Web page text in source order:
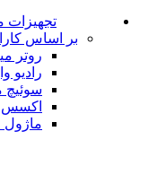
تجهیزات
بر اساس
روتر
رادیو
سوئیچ
اکسس
ماژول